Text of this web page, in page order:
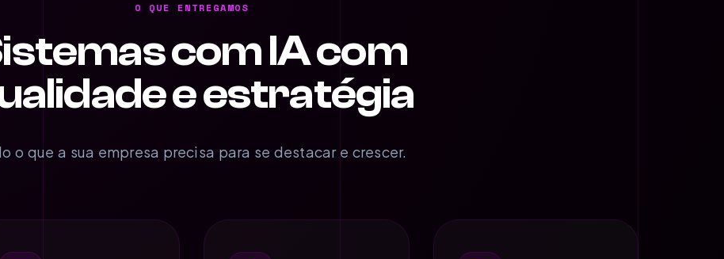
O QUE ENTREGAMOS
com IA com
e estratégia
o que a sua empresa precisa para se destacar e crescer.